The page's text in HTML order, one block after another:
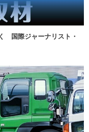
国際ジャーナリスト・